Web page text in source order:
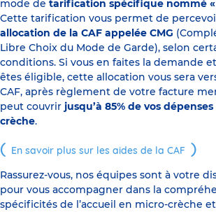
mode de tarification spécifique nommé «
Cette tarification vous permet de
allocation de la CAF appelée CMG
Libre Choix du Mode de Garde), selon
conditions. Si vous en faites la demande
êtes éligible, cette allocation vous sera
CAF, après règlement de votre facture
peut couvrir jusqu’à 85% de vos
crèche.
En savoir plus sur les aides de la CAF
Rassurez-vous, nos équipes sont à votre
pour vous accompagner dans la
spécificités de l’accueil en micro-crèche